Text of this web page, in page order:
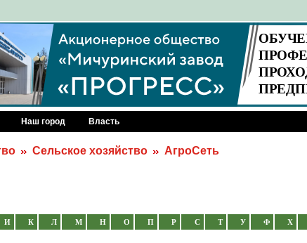
Наш город Власть
Сельское хозяйство АгроСеть
И К Л М Н О П Р С Т У Ф Х